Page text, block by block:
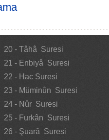
20 - Tâhâ Suresi
21 - Enbiyâ Suresi
22 - Hac Suresi
23 - Müminûn Suresi
24 - Nûr Suresi
25 - Furkân Suresi
26 - Şuarâ Suresi